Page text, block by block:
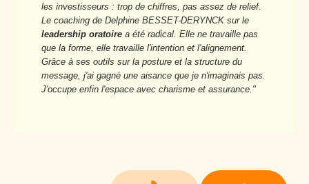
les investisseurs : trop de chiffres, pas assez de relief.
Le coaching de Delphine BESSET-DERYNCK sur le
leadership oratoire a été radical. Elle ne travaille pas
que la forme, elle travaille l'intention et l'alignement.
Grâce à ses outils sur la posture et la structure du
message, j'ai gagné une aisance que je n'imaginais pas.
J'occupe enfin l'espace avec charisme et assurance."